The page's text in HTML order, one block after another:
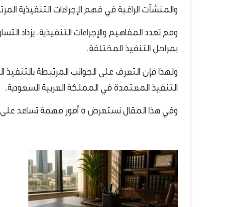
والمنشآت الراغبة في فهم الإجراءات التنفيذية
ومع تعدد المفاهيم والإجراءات التنفيذية، يزداد
بمراحل التنفيذ المختلفة.
ولهذا فإن التعرف على الجوانب المرتبطة
التنفيذ المعتمدة في المملكة العربية السعودية.
وفي هذا المقال نستعرض 5 أمور مهمة تساعد على فهم التنفيذ المباشر بصورة مبسطة وواضحة.